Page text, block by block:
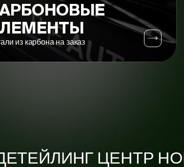
из карбона на заказ
ЦЕНТР